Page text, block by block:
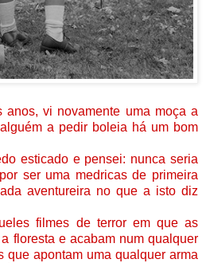
vi novamente uma moça a
a pedir boleia há um bom
esticado e pensei: nunca seria
ser uma medricas de primeira
aventureira no que a isto diz
filmes de terror em que as
floresta e acabam num qualquer
que apontam uma qualquer arma